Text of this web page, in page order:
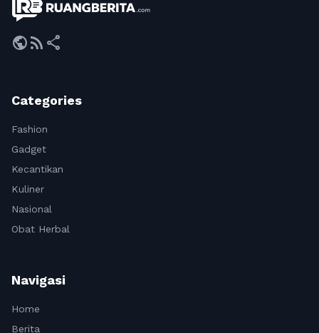
publicrss_feed share
Categories
Fashion
Gadget
Kecantikan
Kuliner
Nasional
Obat Herbal
Navigasi
Home
Berita